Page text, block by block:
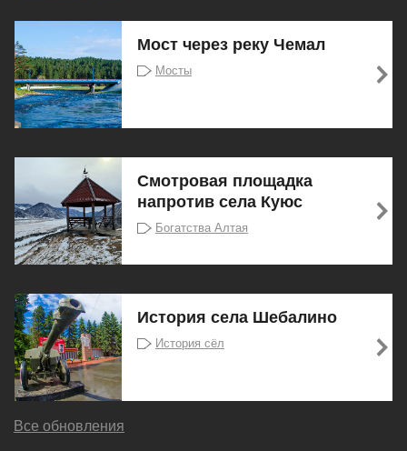
Мост через реку Чемал
Мосты
Смотровая площадка
напротив села Куюс
Богатства Алтая
История села Шебалино
История сёл
Все обновления